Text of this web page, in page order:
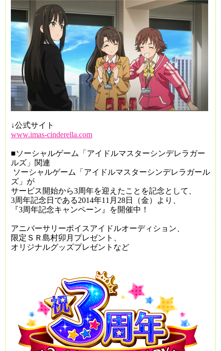
↓公式サイト
www.imas-cinderella.com
■ソーシャルゲーム「アイドルマスターシンデレラガー
ルズ」関連
ソーシャルゲーム「アイドルマスターシンデレラガール
ズ」が
サービス開始から3周年を迎えたことを記念として、
3周年記念日である2014年11 月 28日（金）より、
『3周年記念キャンペーン』を開催中！
アニバーサリーボイスアイドルオーディション、
限定ＳＲ島村卯月プレゼント、
オリジナルグッズプレゼントなど